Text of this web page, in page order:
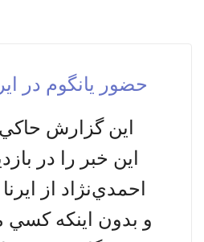
حضور يانگوم در
اين گزارش
اين خبر را در
احمدي‌نژاد از
و بدون اينكه كسي